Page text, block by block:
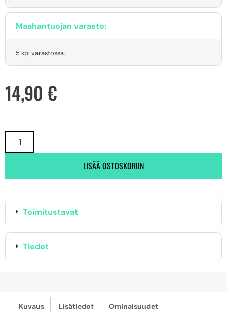
Maahantuojan varasto:
5 kpl varastossa.
14,90 €
LISÄÄ OSTOSKORIIN
Toimitustavat
Tiedot
Kuvaus Lisätiedot Ominaisuudet